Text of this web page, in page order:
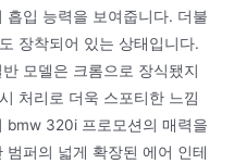
흡입 능력을 보여줍니다. 더불
장착되어 있는 상태입니다.
모델은 크롬으로 장식됐지
처리로 더욱 스포티한 느낌
bmw 320i 프로모션의 매력을
퍼의 넓게 확장된 에어 인테